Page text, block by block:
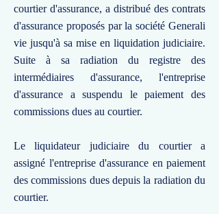
courtier d'assurance, a distribué des contrats
d'assurance proposés par la société Generali
vie jusqu'à sa mise en liquidation judiciaire.
Suite à sa radiation du registre des
intermédiaires d'assurance, l'entreprise
d'assurance a suspendu le paiement des
commissions dues au courtier.
Le liquidateur judiciaire du courtier a
assigné l'entreprise d'assurance en paiement
des commissions dues depuis la radiation du
courtier.